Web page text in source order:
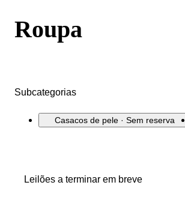
Roupa
Subcategorias
Casacos de pele · Sem reserva
Leilões a terminar em breve